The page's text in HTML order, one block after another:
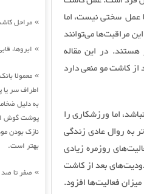
» مراحل
» ابروها،
» معمولا
اطراف سر
به دلیل
پوشت گوش
نازک بودن
بهتر است.
» صفر تا
عمل سختی نیست، اما
مراقبت‌ها می‌توانند
در این مقاله
کاشت مو منعی دارد
اما ورزشکاری را
به روال عادی زندگی
روزمره زیادی
بعد از کاشت
فعالیت‌ها افزود.